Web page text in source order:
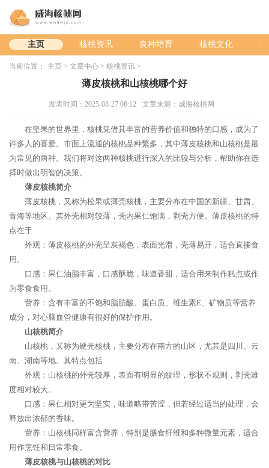
主页 核桃资讯 良种培育 核桃文化
当前位置： 主页 > 文章中心 > 核桃资讯 >
薄皮核桃和山核桃哪个好
发表时间：2025-08-27 08:12 文章来源：威海核桃网
在坚果的世界里，核桃凭借其丰富的营养价值和独特的口感，成为了
许多人的喜爱。市面上流通的核桃品种繁多，其中薄皮核桃和山核桃是最
为常见的两种。我们将对这两种核桃进行深入的比较与分析，帮助你在选
择时做出明智的决策。
薄皮核桃简介
薄皮核桃，又称为松果或薄壳核桃，主要分布在中国的新疆、甘肃、
青海等地区。其外壳相对较薄，壳内果仁饱满，剥壳方便。薄皮核桃的特
点在于
外观：薄皮核桃的外壳呈灰褐色，表面光滑，壳薄易开，适合直接食
用。
口感：果仁油脂丰富，口感酥脆，味道香甜，适合用来制作糕点或作
为零食食用。
营养：含有丰富的不饱和脂肪酸、蛋白质、维生素E、矿物质等营养
成分，对心脑血管健康有很好的保护作用。
山核桃简介
山核桃，又称为硬壳核桃，主要分布在南方的山区，尤其是四川、云
南、湖南等地。其特点包括
外观：山核桃的外壳较厚，表面有明显的纹理，形状不规则，剥壳难
度相对较大。
口感：果仁相对更为坚实，味道略带苦涩，但若经过适当的处理，会
释放出浓郁的香味。
营养：山核桃同样富含营养，特别是膳食纤维和多种微量元素，适合
用作烹饪和日常零食。
薄皮核桃与山核桃的对比